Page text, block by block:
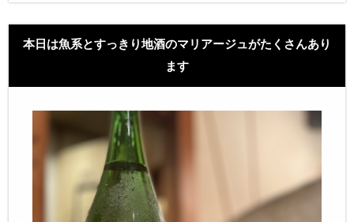
本日は魚系とすっきり地酒のマリアージュがたくさんあり
ます